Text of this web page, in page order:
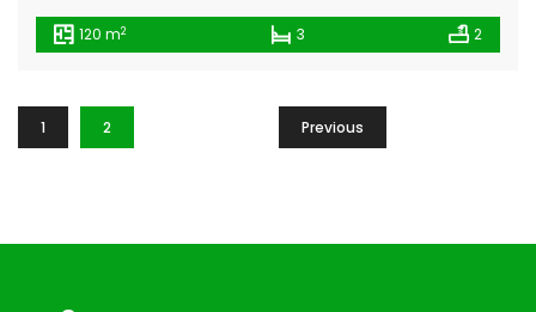
120 m2 3 2
Previous
1 2